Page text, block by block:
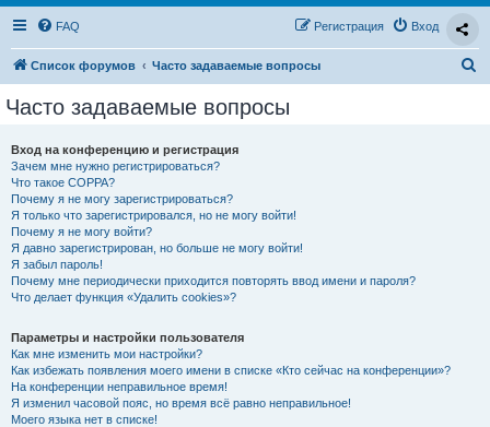
FAQ Вход
Регистрация
Список форумов Часто задаваемые вопросы
Часто задаваемые вопросы
Вход на конференцию и регистрация
Зачем мне нужно регистрироваться?
Что такое COPPA?
Почему я не могу зарегистрироваться?
Я только что зарегистрировался, но не могу войти!
Почему я не могу войти?
Я давно зарегистрирован, но больше не могу войти!
Я забыл пароль!
Почему мне периодически приходится повторять ввод имени и пароля?
Что делает функция «Удалить cookies»?
Параметры и настройки пользователя
Как мне изменить мои настройки?
Как избежать появления моего имени в списке «Кто сейчас на конференции»?
На конференции неправильное время!
Я изменил часовой пояс, но время всё равно неправильное!
Моего языка нет в списке!